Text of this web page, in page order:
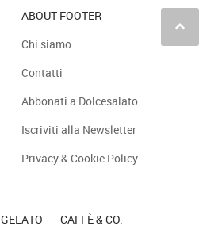
keyboard_arrow_up
ABOUT FOOTER
Chi siamo
Contatti
Abbonati a Dolcesalato
Iscriviti alla Newsletter
Privacy & Cookie Policy
GELATO CAFFÈ & CO.